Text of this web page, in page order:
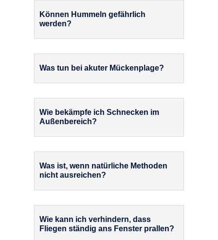
Können Hummeln gefährlich
werden?
Was tun bei akuter Mückenplage?
Wie bekämpfe ich Schnecken im
Außenbereich?
Was ist, wenn natürliche Methoden
nicht ausreichen?
Wie kann ich verhindern, dass
Fliegen ständig ans Fenster prallen?